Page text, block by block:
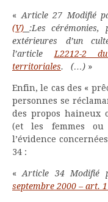
«Article 27Modifié
(V) :Les cérémonies,
extérieures d’un
l’articleL2212-2
territoriales. (…) »
Enfin, le cas des «
personnes se
des propos haineux
(et les femmes
l’évidence
34 :
«Article 34 Modifié
septembre 2000 – art.